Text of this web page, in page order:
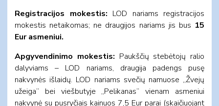
Registracijos mokestis: LOD nariams registracijos
mokestis netaikomas; ne draugijos nariams jis bus 15
Eur asmeniui.
Apgyvendinimo mokestis: Paukščių stebėtojų ralio
dalyviams – LOD nariams, draugija padengs pusę
nakvynės išlaidų. LOD nariams svečių namuose „Žvejų
užeiga“ bei viešbutyje „Pelikanas“ vienam asmeniui
nakvynė su pusryčiais kainuos 7,5 Eur parai (skaičiuojant